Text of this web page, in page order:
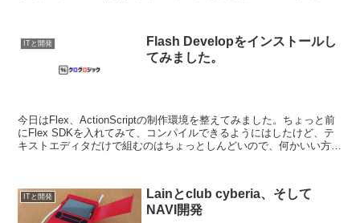
ITと開発
Flash Developをインストールし
てみました。
今日はFlex、ActionScriptの制作環境を整えてみました。ちょっと前
にFlex SDKを入れてみて、コンパイルできるようにはしたけど、テ
キストエディタだけで組むのはちょっとしんどいので、何かいい方法
ITと開発
Lainとclub cyberia、そして
NAVI開発